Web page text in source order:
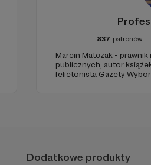
837 patronów
Marcin Matczak -
publicznych, autor
felietonista Gazety
Dodatkowe produkty